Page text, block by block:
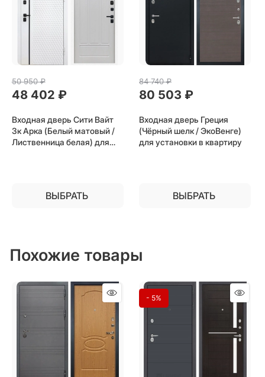
50 950 ₽
48 402 ₽
Входная дверь Сити Вайт
3к Арка (Белый матовый /
Лиственница белая) для
ВЫБРАТЬ
84 740 ₽
80 503 ₽
Входная дверь Греция
(Чёрный шелк / ЭкоВенге)
для установки в квартиру
ВЫБРАТЬ
Похожие товары
- 5%